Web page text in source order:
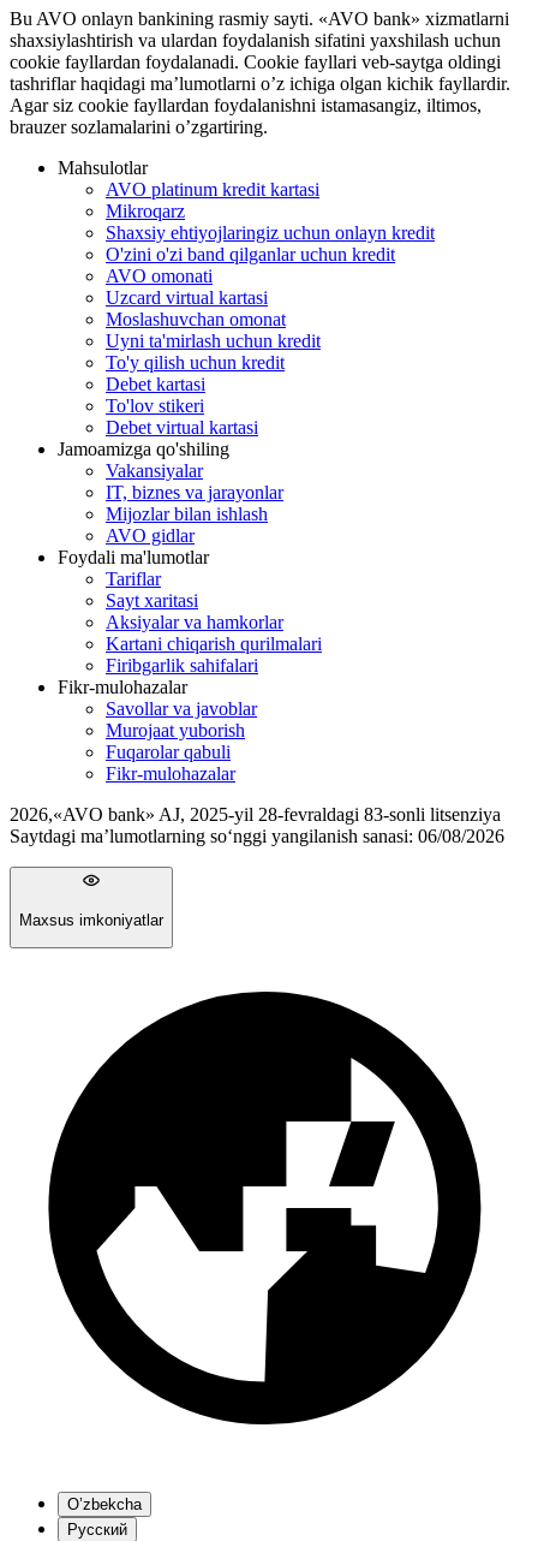
Bu AVO onlayn bankining rasmiy sayti. «AVO bank» xizmatlarni
shaxsiylashtirish va ulardan foydalanish sifatini yaxshilash uchun
cookie fayllardan foydalanadi. Cookie fayllari veb-saytga oldingi
tashriflar haqidagi ma’lumotlarni o’z ichiga olgan kichik fayllardir.
Agar siz cookie fayllardan foydalanishni istamasangiz, iltimos,
brauzer sozlamalarini o’zgartiring.
Mahsulotlar
AVO platinum kredit kartasi
Mikroqarz
Shaxsiy ehtiyojlaringiz uchun onlayn kredit
O'zini o'zi band qilganlar uchun kredit
AVO omonati
Uzcard virtual kartasi
Moslashuvchan omonat
Uyni ta'mirlash uchun kredit
To'y qilish uchun kredit
Debet kartasi
To'lov stikeri
Debet virtual kartasi
Jamoamizga qo'shiling
Vakansiyalar
IT, biznes va jarayonlar
Mijozlar bilan ishlash
AVO gidlar
Foydali ma'lumotlar
Tariflar
Sayt xaritasi
Aksiyalar va hamkorlar
Kartani chiqarish qurilmalari
Firibgarlik sahifalari
Fikr-mulohazalar
Savollar va javoblar
Murojaat yuborish
Fuqarolar qabuli
Fikr-mulohazalar
2026,«AVO bank» AJ, 2025-yil 28-fevraldagi 83-sonli litsenziya
Saytdagi ma’lumotlarning so‘nggi yangilanish sanasi: 06/08/2026
Maxsus imkoniyatlar
O’zbekcha
Русский